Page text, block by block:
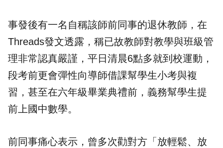
事發後有一名自稱該師前同事的退休教師，在
Threads發文透露，稱已故教師對教學與班級管
理非常認真嚴謹，平日清晨6點多就到校運動，
段考前更會彈性向導師借課幫學生小考與複
習，甚至在六年級畢業典禮前，義務幫學生提
前上國中數學。
前同事痛心表示，曾多次勸對方「放輕鬆、放